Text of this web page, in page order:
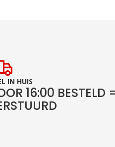
IN HUIS
16:00